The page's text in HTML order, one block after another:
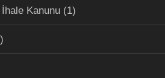
Kanunu (1)